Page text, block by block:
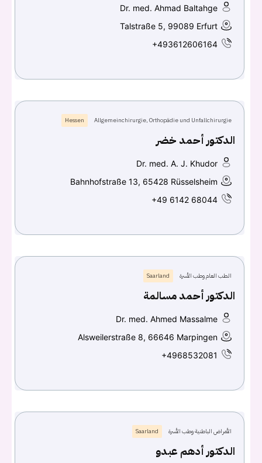
Google
Dr. med. Ahmad Baltahge
Talstraße 5, 99089 Erfurt
+493612606164
Allgemeinchirurgie, Orthopädie und Unfallchirurgie
Hessen
الدكتور أحمد خضر
Dr. med. A. J. Khudor
Bahnhofstraße 13, 65428 Rüsselsheim
+49 6142 68044
الطب العام وطب الأسرة Saarland
الدكتور أحمد مسالمة
Dr. med. Ahmed Massalme
Alsweilerstraße 8, 66646 Marpingen
+4968532081
الأمراض الباطنية وطب الأسرة Saarland
الدكتور أدهم عبدو